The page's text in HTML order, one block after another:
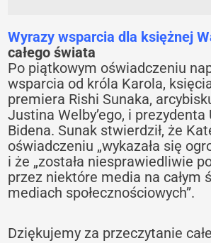
Wyrazy wsparcia dla księżnej
całego świata
Po piątkowym oświadczeniu
wsparcia od króla Karola,
premiera Rishi Sunaka,
Justina Welby’ego, i prezydenta
Bidena. Sunak stwierdził, że
oświadczeniu „wykazała się
i że „została niesprawiedliwie
przez niektóre media na całym
mediach społecznościowych”.
Dziękujemy za przeczytanie